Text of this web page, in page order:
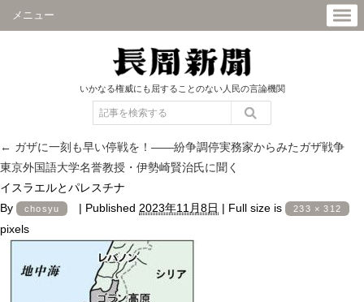
メニュー
いかなる権威にも屈することのない人民の言論機関
← ガザに一刻も早い停戦を！――紛争調停実務家からみたガザ戦争
東京外国語大学名誉教授・伊勢崎賢治氏に聞く
イスラエルとパレスチナ
By
chosyu | Published 2023年11月8日 | Full size is 233 × 312
pixels